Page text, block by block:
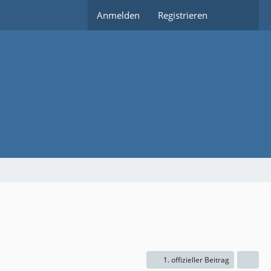
Anmelden Registrieren
1. offizieller Beitrag